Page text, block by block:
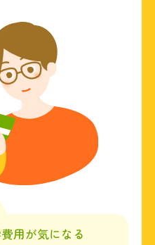
用が気になる